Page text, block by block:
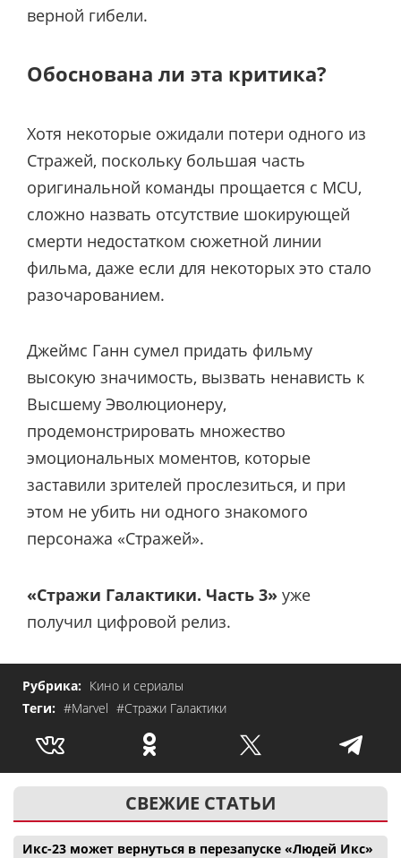
верной гибели.
Обоснована ли эта критика?
Хотя некоторые ожидали потери одного из
Стражей, поскольку большая часть
оригинальной команды прощается с MCU,
сложно назвать отсутствие шокирующей
смерти недостатком сюжетной линии
фильма, даже если для некоторых это стало
разочарованием.
Джеймс Ганн сумел придать фильму
высокую значимость, вызвать ненависть к
Высшему Эволюционеру,
продемонстрировать множество
эмоциональных моментов, которые
заставили зрителей прослезиться, и при
этом не убить ни одного знакомого
персонажа «Стражей».
«Стражи Галактики. Часть 3» уже
получил цифровой релиз.
Рубрика: Кино и сериалы
Теги: #Marvel #Стражи Галактики
СВЕЖИЕ СТАТЬИ
Икс-23 может вернуться в перезапуске «Людей Икс»